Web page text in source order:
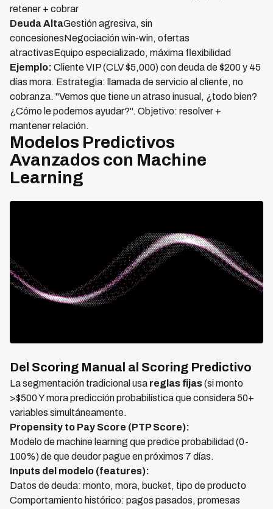
retener + cobrar
Deuda AltaGestión agresiva, sin
concesionesNegociación win-win, ofertas
atractivasEquipo especializado, máxima flexibilidad
Ejemplo: Cliente VIP (CLV $5,000) con deuda de $200 y 45
días mora. Estrategia: llamada de servicio al cliente, no
cobranza. "Vemos que tiene un atraso inusual, ¿todo bien?
¿Cómo le podemos ayudar?". Objetivo: resolver +
mantener relación.
Modelos Predictivos
Avanzados con Machine
Learning
Del Scoring Manual al Scoring Predictivo
La segmentación tradicional usa reglas fijas(si monto
>$500 Y mora predicción probabilística que considera 50+
variables simultáneamente.
Propensity to Pay Score (PTP Score):
Modelo de machine learning que predice probabilidad (0-
100%) de que deudor pague en próximos 7 días.
Inputs del modelo (features):
Datos de deuda: monto, mora, bucket, tipo de producto
Comportamiento histórico: pagos pasados, promesas